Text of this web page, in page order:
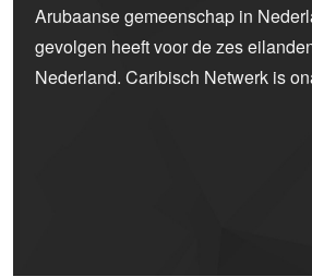
Arubaanse gemeenschap in
gevolgen heeft voor de zes
Nederland. Caribisch Netwerk is